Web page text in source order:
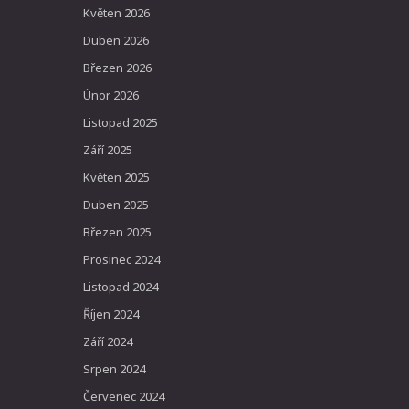
Květen 2026
Duben 2026
Březen 2026
Únor 2026
Listopad 2025
Září 2025
Květen 2025
Duben 2025
Březen 2025
Prosinec 2024
Listopad 2024
Říjen 2024
Září 2024
Srpen 2024
Červenec 2024